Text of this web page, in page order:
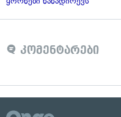
კომენტარები